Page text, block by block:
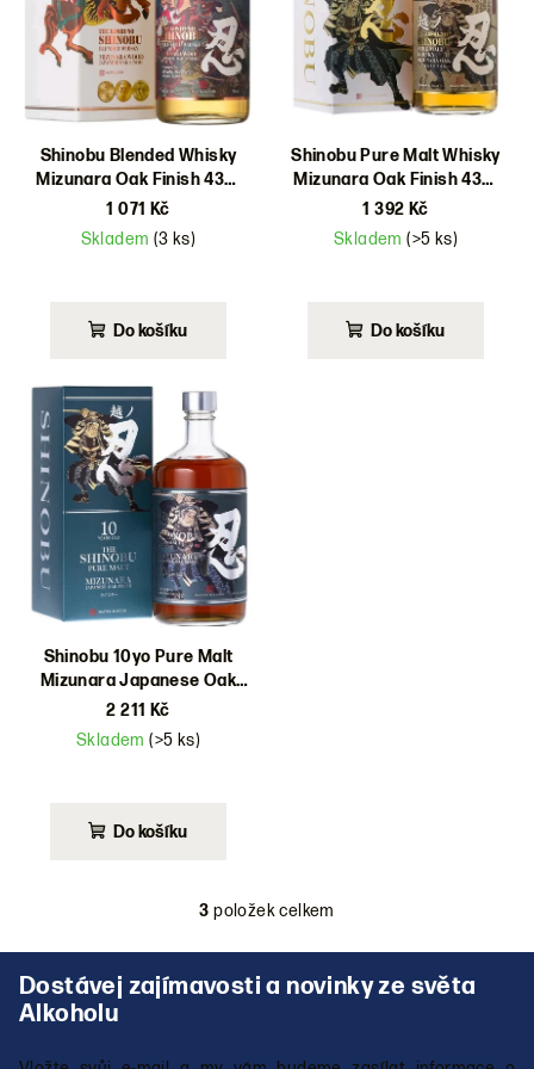
Shinobu Blended Whisky
Mizunara Oak Finish 43%
0,7l
1 071 Kč
Skladem (3 ks)
Do košíku
Shinobu Pure Malt Whisky
Mizunara Oak Finish 43%
0,7l
1 392 Kč
Skladem(>5 ks)
Do košíku
Shinobu 10yo Pure Malt
Mizunara Japanese Oak
Finish 43% 0,7l
2 211 Kč
Skladem(>5 ks)
Do košíku
O
v
l
a
3 položek celkem